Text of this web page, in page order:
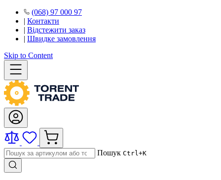
(068) 97 000 97
| Контакти
| Відстежити заказ
| Швидке замовлення
Skip to Content
Пошук Ctrl+K